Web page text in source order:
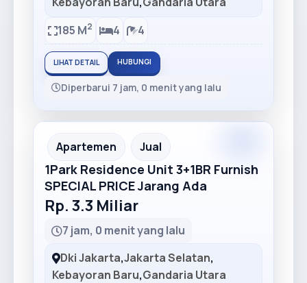
185 M2 4 4
LIHAT DETAIL HUBUNGI
Diperbarui 7 jam, 0 menit yang lalu
Recommended
Apartemen Jual
1Park Residence Unit 3+1BR Furnish
SPECIAL PRICE Jarang Ada
Rp. 3.3 Miliar
7 jam, 0 menit yang lalu
Dki Jakarta,Jakarta Selatan,
Kebayoran Baru,Gandaria Utara